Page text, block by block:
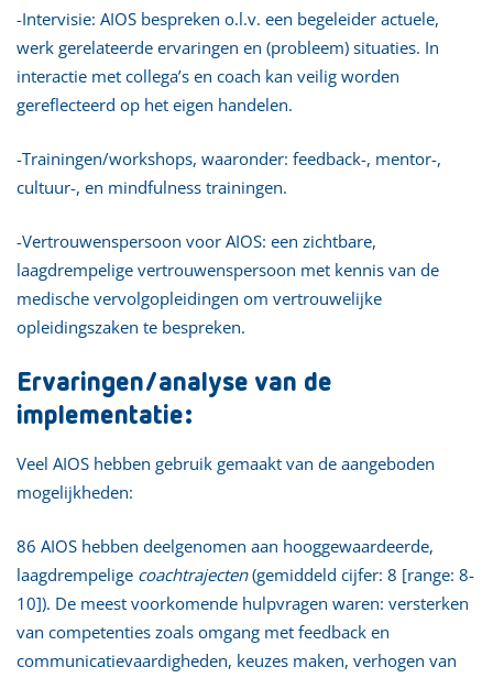
-Intervisie: AIOS bespreken o.l.v. een begeleider actuele,
werk gerelateerde ervaringen en (probleem) situaties. In
interactie met collega’s en coach kan veilig worden
gereflecteerd op het eigen handelen.
-Trainingen/workshops, waaronder: feedback-, mentor-,
cultuur-, en mindfulness trainingen.
-Vertrouwenspersoon voor AIOS: een zichtbare,
laagdrempelige vertrouwenspersoon met kennis van de
medische vervolgopleidingen om vertrouwelijke
opleidingszaken te bespreken.
Ervaringen/analyse van de
implementatie:
Veel AIOS hebben gebruik gemaakt van de aangeboden
mogelijkheden:
86 AIOS hebben deelgenomen aan hooggewaardeerde,
laagdrempelige coachtrajecten(gemiddeld cijfer: 8 [range: 8-
10]). De meest voorkomende hulpvragen waren: versterken
van competenties zoals omgang met feedback en
communicatievaardigheden, keuzes maken, verhogen van